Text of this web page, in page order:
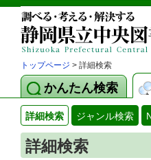
トップページ > 詳細検索
かんたん検索
詳細検索 ジャンル検索
詳細検索